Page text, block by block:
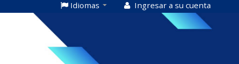
Idiomas Ingresar a su cuenta